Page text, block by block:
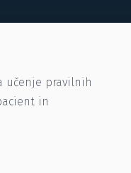
učenje pravilnih
in